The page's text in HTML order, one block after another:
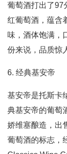
葡萄酒打出了97
红葡萄酒，蕴含
味，酒体饱满，
份来说，品质惊
6. 经典基安帝
基安帝是托斯卡
典基安帝的葡萄
娇维塞酿造，出
葡萄酒的标志，